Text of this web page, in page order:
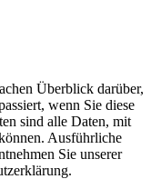
Überblick darüber,
wenn Sie diese
sind alle Daten, mit
Ausführliche
Sie unserer